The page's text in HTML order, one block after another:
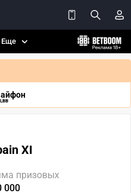
Еще
XI
призовых
000